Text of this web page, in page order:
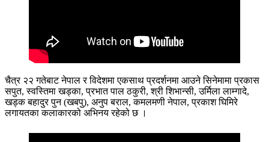
चैत्र २२ गतेबाट नेपाल र विदेशमा एकसाथ प्रदर्शनमा आउने सिनेमामा प्रकास
सपुत, स्वस्तिमा खड्का, प्रभात पाल ठकुरी, श्री शिभान्सी, उर्मिला लाम्गादे,
खड्क बहादुर पुन (खबपु), अनुप बराल, कमलमणी नेपाल, प्रकाश घिमिरे
लगायतका कलाकारको अभिनय रहेको छ ।